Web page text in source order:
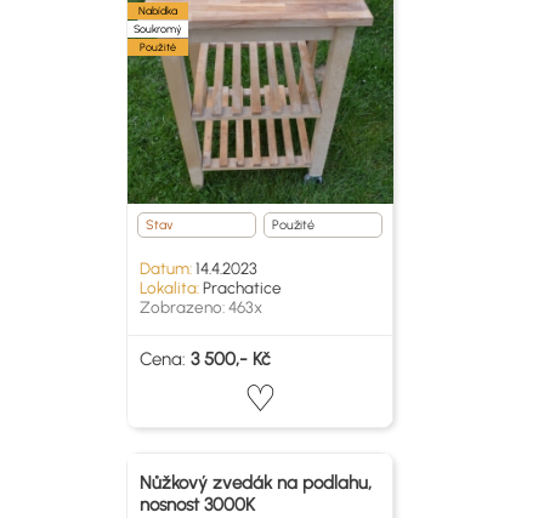
Nabídka
Soukromý
Použité
Stav Použité
Datum:14.4.2023
Lokalita:Prachatice
Zobrazeno: 463x
Cena: 3 500,- Kč
Nůžkový zvedák na podlahu,
nosnost 3000K